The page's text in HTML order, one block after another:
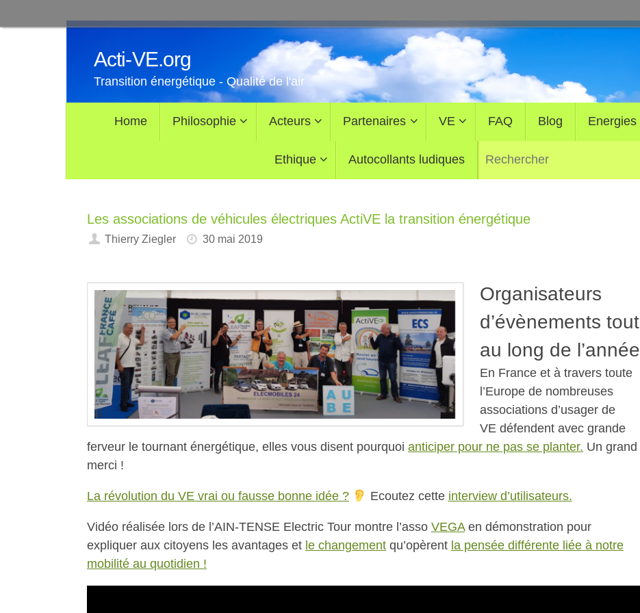
Passer
Acti-VE.org
Transition énergétique - Qualité de l'air
Home Philosophie Acteurs Partenaires VE FAQ Blog Energies
Ethique Autocollants ludiques
Les associations de véhicules électriques ActiVE la transition énergétique
Thierry Ziegler 30 mai 2019
Organisateurs
d’évènements tout
au long de l’année
En France et à travers toute
l’Europe de nombreuses
associations d’usager de
VE défendent avec grande
ferveur le tournant énergétique, elles vous disent pourquoi anticiper pour ne pas se planter. Un grand
merci !
La révolution du VE vrai ou fausse bonne idée ? Ecoutez cette interview d’utilisateurs.
Vidéo réalisée lors de l’AIN-TENSE Electric Tour montre l’asso VEGAen démonstration pour
expliquer aux citoyens les avantages et le changement qu’opèrent la pensée différente liée à notre
mobilité au quotidien !